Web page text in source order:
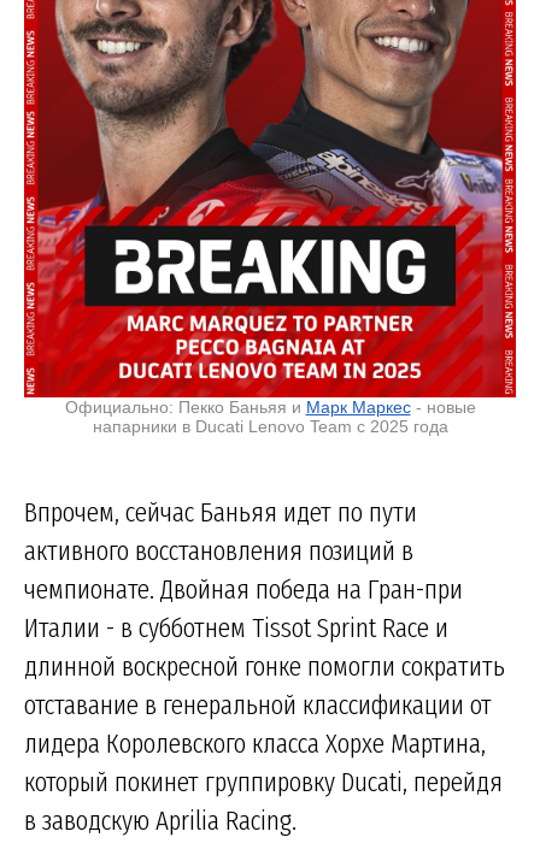
Официально: Пекко Баньяя и Марк Маркес- новые
напарники в Ducati Lenovo Team с 2025 года
Впрочем, сейчас Баньяя идет по пути
активного восстановления позиций в
чемпионате. Двойная победа на Гран-при
Италии - в субботнем Tissot Sprint Race и
длинной воскресной гонке помогли сократить
отставание в генеральной классификации от
лидера Королевского класса Хорхе Мартина,
который покинет группировку Ducati, перейдя
в заводскую Aprilia Racing.